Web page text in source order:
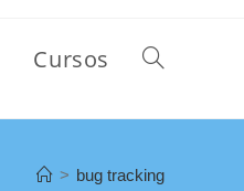
Cursos
> bug tracking